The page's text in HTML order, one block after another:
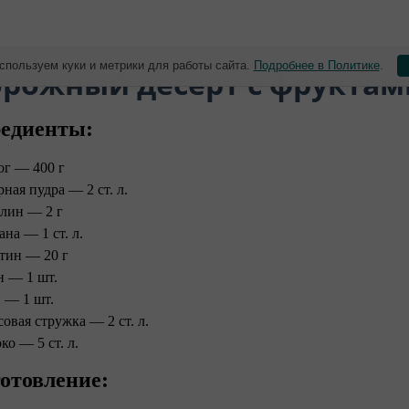
десерт с
— 400 г
пудра — 2 ст. л.
— 2 г
— 1 ст. л.
— 20 г
— 1 шт.
— 1 шт.
стружка — 2 ст. л.
— 5 ст. л.
куки и метрики для работы сайта. Подробнее в Политике.